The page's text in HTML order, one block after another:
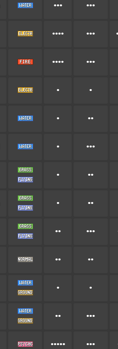
••• •••
•••• •••
•••• •••
• •
• ••
• •••
• ••
• ••
•• •••
•• ••
• •
•• •••
••••• •••